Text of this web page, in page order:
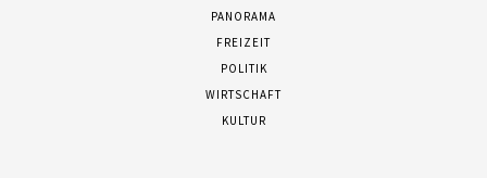
PANORAMA
FREIZEIT
POLITIK
WIRTSCHAFT
KULTUR